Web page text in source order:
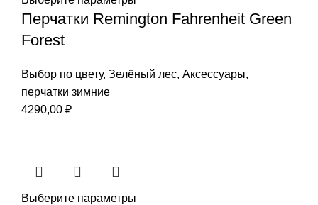
Перчатки Remington Fahrenheit Green
Forest
Выбор по цвету, Зелёный лес, Аксессуары,
перчатки зимние
4290,00 ₽
Выберите параметры